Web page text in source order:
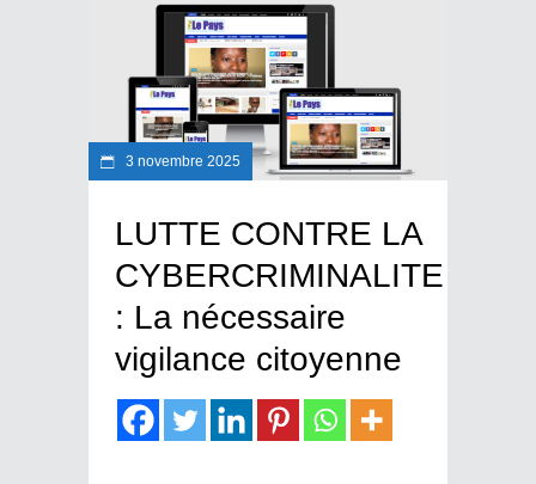
3 novembre 2025
LUTTE CONTRE LA
CYBERCRIMINALITE
: La nécessaire
vigilance citoyenne